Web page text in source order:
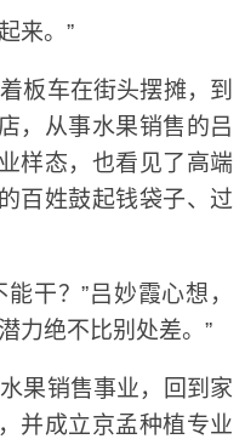
来。”
车在街头摆摊，到
，从事水果销售的吕
样态，也看见了高端
百姓鼓起钱袋子、过
干？”吕妙霞心想，
力绝不比别处差。”
销售事业，回到家
并成立京孟种植专业